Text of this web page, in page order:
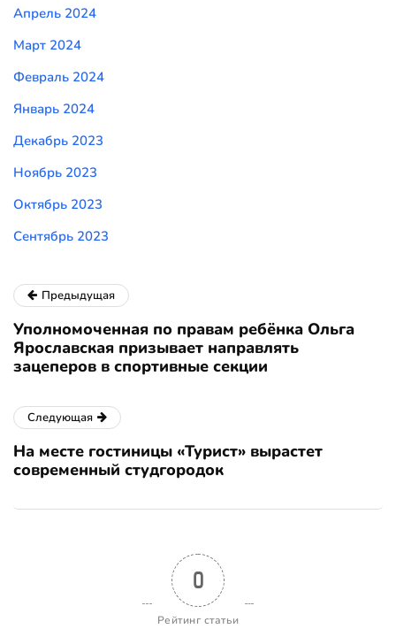
Апрель 2024
Март 2024
Февраль 2024
Январь 2024
Декабрь 2023
Ноябрь 2023
Октябрь 2023
Сентябрь 2023
Предыдущая
Уполномоченная по правам ребёнка Ольга
Ярославская призывает направлять
зацеперов в спортивные секции
Следующая
На месте гостиницы «Турист» вырастет
современный студгородок
0
Рейтинг статьи